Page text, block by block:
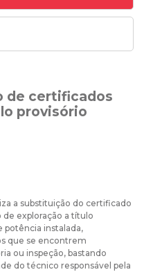
de certificados
provisório
a substituição do certificado
exploração a título
potência instalada,
que se encontrem
ou inspeção, bastando
do técnico responsável pela